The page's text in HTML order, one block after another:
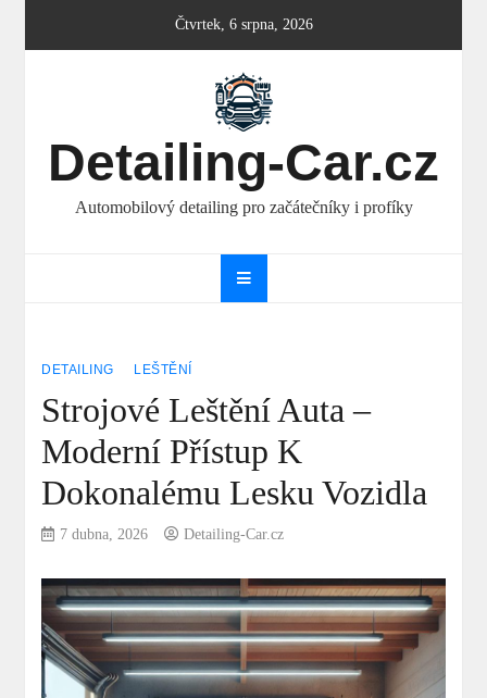
Čtvrtek, 6 srpna, 2026
Detailing-Car.cz
Automobilový detailing pro začátečníky i profíky
DETAILING LEŠTĚNÍ
Strojové Leštění Auta –
Moderní Přístup K
Dokonalému Lesku Vozidla
7 dubna, 2026 Detailing-Car.cz